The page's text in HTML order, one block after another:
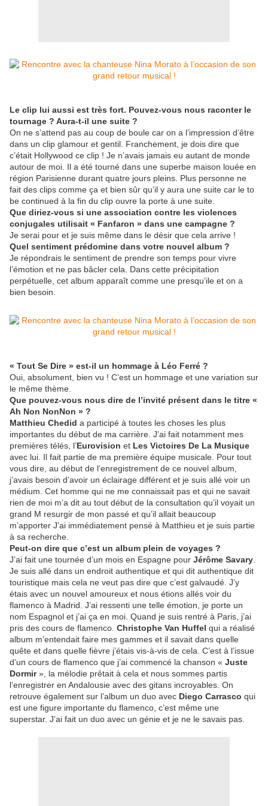
Le clip lui aussi est très fort. Pouvez-vous nous raconter le
tournage ? Aura-t-il une suite ?
On ne s’attend pas au coup de boule car on a l’impression d’être
dans un clip glamour et gentil. Franchement, je dois dire que
c’était Hollywood ce clip ! Je n’avais jamais eu autant de monde
autour de moi. Il a été tourné dans une superbe maison louée en
région Parisienne durant quatre jours pleins. Plus personne ne
fait des clips comme ça et bien sûr qu’il y aura une suite car le to
be continued à la fin du clip ouvre la porte à une suite.
Que diriez-vous si une association contre les violences
conjugales utilisait « Fanfaron » dans une campagne ?
Je serai pour et je suis même dans le désir que cela arrive !
Quel sentiment prédomine dans votre nouvel album ?
Je répondrais le sentiment de prendre son temps pour vivre
l’émotion et ne pas bâcler cela. Dans cette précipitation
perpétuelle, cet album apparaît comme une presqu’ile et on a
bien besoin.
« Tout Se Dire » est-il un hommage à Léo Ferré ?
Oui, absolument, bien vu ! C’est un hommage et une variation sur
le même thème.
Que pouvez-vous nous dire de l’invité présent dans le titre «
Ah Non NonNon » ?
Matthieu Chedid a participé à toutes les choses les plus
importantes du début de ma carrière. J’ai fait notamment mes
premières télés, l’Eurovision et Les Victoires De La Musique
avec lui. Il fait partie de ma première équipe musicale. Pour tout
vous dire, au début de l’enregistrement de ce nouvel album,
j’avais besoin d’avoir un éclairage différent et je suis allé voir un
médium. Cet homme qui ne me connaissait pas et qui ne savait
rien de moi m’a dit au tout début de la consultation qu’il voyait un
grand M resurgir de mon passé et qu’il allait beaucoup
m’apporter J’ai immédiatement pensé à Matthieu et je suis partie
à sa recherche.
Peut-on dire que c’est un album plein de voyages ?
J’ai fait une tournée d’un mois en Espagne pour Jérôme Savary
Je suis allé dans un endroit authentique et qui dit authentique dit
touristique mais cela ne veut pas dire que c’est galvaudé. J’y
étais avec un nouvel amoureux et nous étions allés voir du
flamenco à Madrid. J’ai ressenti une telle émotion, je porte un
nom Espagnol et j’ai ça en moi. Quand je suis rentré à Paris, j’ai
pris des cours de flamenco. Christophe Van Huffel qui a réalisé
album m’entendait faire mes gammes et il savait dans quelle
quête et dans quelle fièvre j’étais vis-à-vis de cela. C’est à l’issue
d’un cours de flamenco que j’ai commencé la chanson « Juste
Dormir», la mélodie prêtait à cela et nous sommes partis
l’enregistrer en Andalousie avec des gitans incroyables. On
retrouve également sur l’album un duo avec Diego Carrasco qui
est une figure importante du flamenco, c’est même une
superstar. J’ai fait un duo avec un génie et je ne le savais pas.